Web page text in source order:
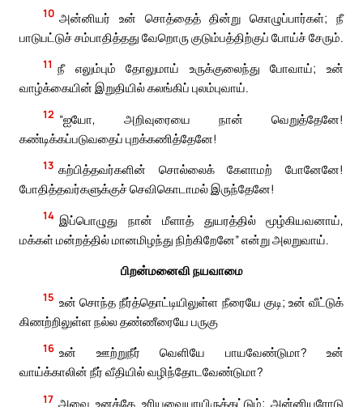
10 அன்னியர் உன் சொத்தைத் தின்று கொழுப்பார்கள்; நீ
பாடுபட்டுச் சம்பாதித்தது வேறொரு குடும்பத்திற்குப் போய்ச் சேரும்.
11 நீ எலும்பும் தோலுமாய் உருக்குலைந்து போவாய்; உன்
வாழ்க்கையின் இறுதியில் கலங்கிப் புலம்புவாய்.
12 “ஐயோ, அறிவுரையை நான் வெறுத்தேனே!
கண்டிக்கப்படுவதைப் புறக்கணித்தேனே!
13 கற்பித்தவர்களின் சொல்லைக் கேளாமற் போனேனே!
போதித்தவர்களுக்குச் செவிகொடாமல் இருந்தேனே!
14 இப்பொழுது நான் மீளாத் துயரத்தில் மூழ்கியவனாய்,
மக்கள் மன்றத்தில் மானமிழந்து நிற்கிறேனே” என்று அலறுவாய்.
பிறன்மனைவி நயவாமை
15 உன் சொந்த நீர்த்தொட்டியிலுள்ள நீரையே குடி; உன் வீட்டுக்
கிணற்றிலுள்ள நல்ல தண்ணீரையே பருகு
16 உன் ஊற்றுநீர் வெளியே பாயவேண்டுமா? உன்
வாய்க்காலின் நீர் வீதியில் வழிந்தோடவேண்டுமா?
17 அவை உனக்கே உரியவையாயிருக்கட்டும்; அன்னியரோடு